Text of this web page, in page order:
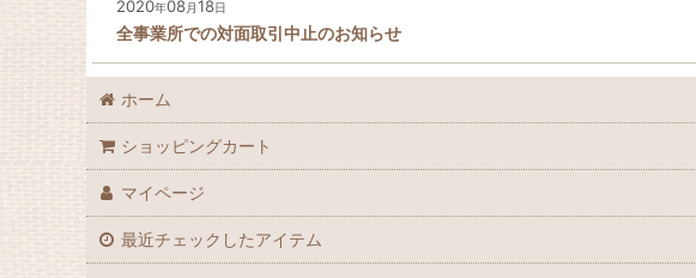
2020年08月18日
全事業所での対面取引中止のお知らせ
ホーム
ショッピングカート
マイページ
最近チェックしたアイテム